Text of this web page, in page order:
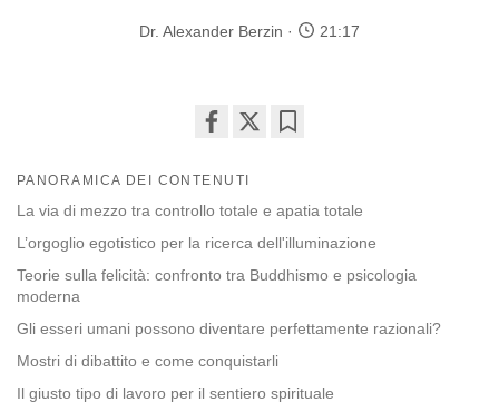
Dr. Alexander Berzin 21:17
on
facebook
PANORAMICA DEI CONTENUTI
La via di mezzo tra controllo totale e apatia totale
L’orgoglio egotistico per la ricerca dell'illuminazione
Teorie sulla felicità: confronto tra Buddhismo e psicologia
moderna
Gli esseri umani possono diventare perfettamente razionali?
Mostri di dibattito e come conquistarli
Il giusto tipo di lavoro per il sentiero spirituale